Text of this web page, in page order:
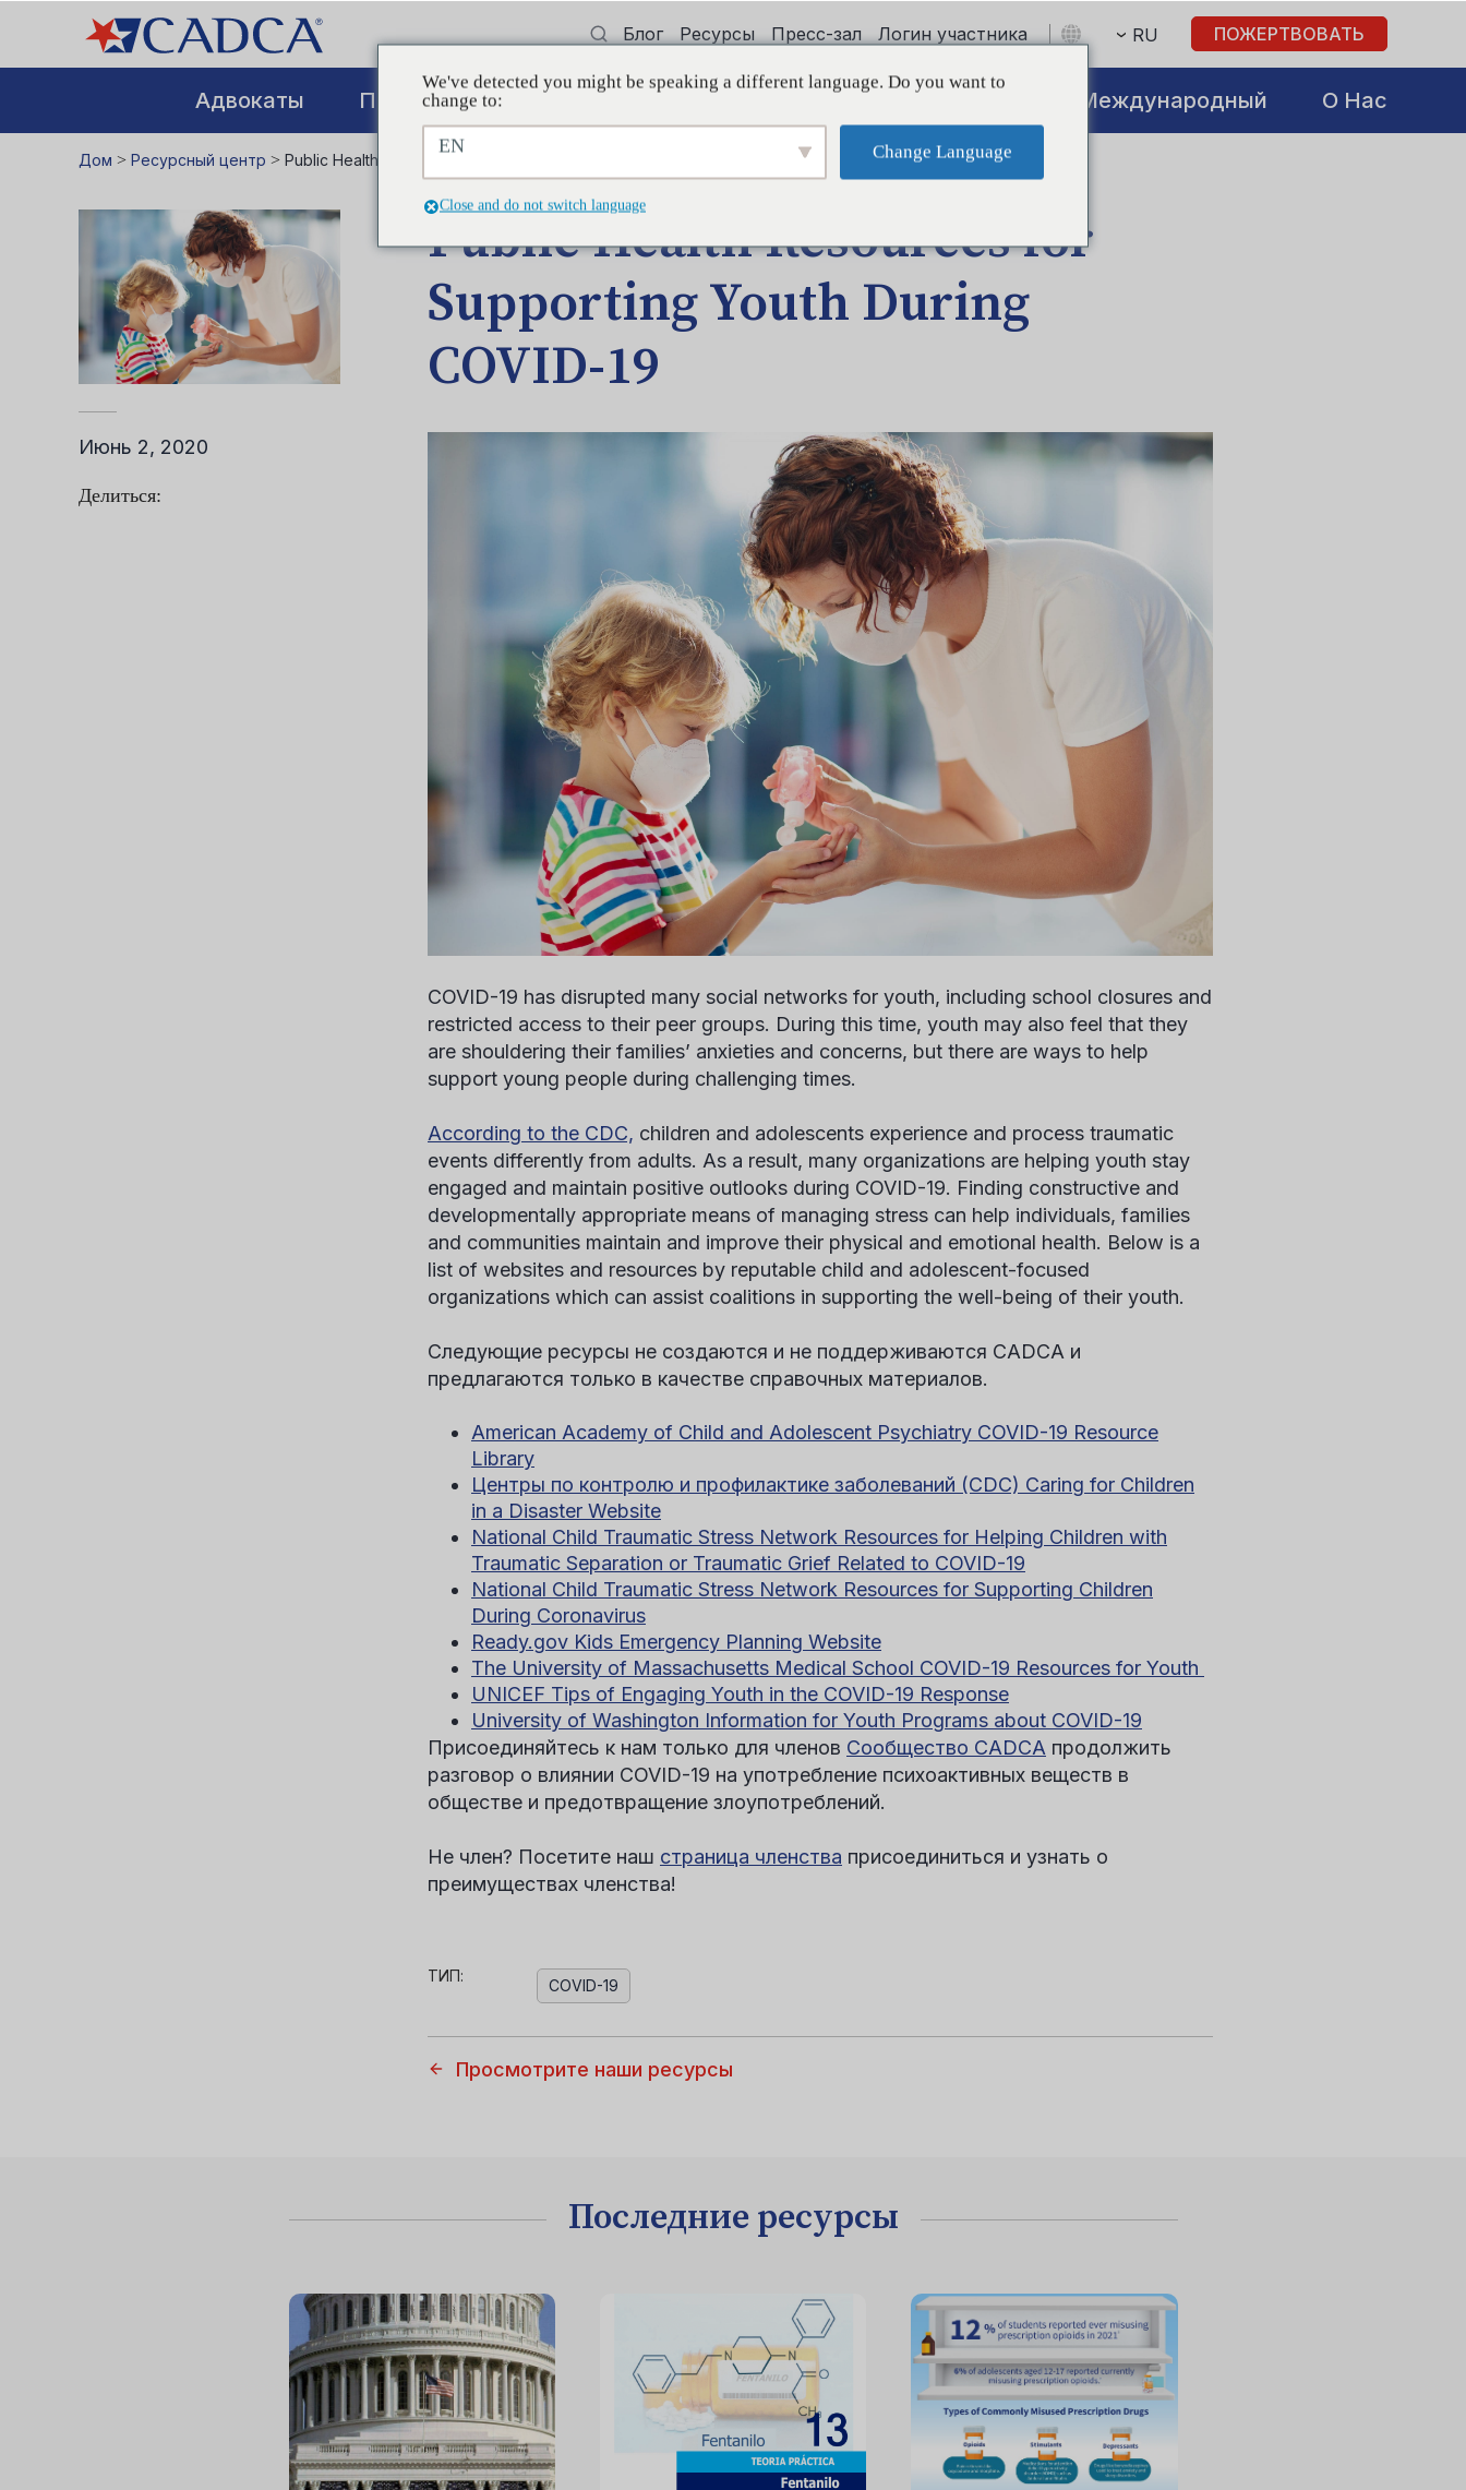
Блог Ресурсы Пресс-зал Логин участника RU ПОЖЕРТВОВАТЬ
Адвокаты Повышение квалификации Поддерживать Международный О Нас
Дом > Ресурсный центр > Public Health Resources for Supporting Youth During COVID-19
Июнь 2, 2020
Делиться:
Public Health Resources for
Supporting Youth During
COVID-19
COVID-19 has disrupted many social networks for youth, including school closures and
restricted access to their peer groups. During this time, youth may also feel that they
are shouldering their families’ anxieties and concerns, but there are ways to help
support young people during challenging times.
According to the CDC, children and adolescents experience and process traumatic
events differently from adults. As a result, many organizations are helping youth stay
engaged and maintain positive outlooks during COVID-19. Finding constructive and
developmentally appropriate means of managing stress can help individuals, families
and communities maintain and improve their physical and emotional health. Below is a
list of websites and resources by reputable child and adolescent-focused
organizations which can assist coalitions in supporting the well-being of their youth.
Следующие ресурсы не создаются и не поддерживаются CADCA и
предлагаются только в качестве справочных материалов.
American Academy of Child and Adolescent Psychiatry COVID-19 Resource
Library
Центры по контролю и профилактике заболеваний (CDC) Caring for Children
in a Disaster Website
National Child Traumatic Stress Network Resources for Helping Children with
Traumatic Separation or Traumatic Grief Related to COVID-19
National Child Traumatic Stress Network Resources for Supporting Children
During Coronavirus
Ready.gov Kids Emergency Planning Website
The University of Massachusetts Medical School COVID-19 Resources for Youth
UNICEF Tips of Engaging Youth in the COVID-19 Response
University of Washington Information for Youth Programs about COVID-19
Присоединяйтесь к нам только для членов Сообщество CADCA продолжить
разговор о влиянии COVID-19 на употребление психоактивных веществ в
обществе и предотвращение злоупотреблений.
Не член? Посетите наш страница членства присоединиться и узнать о
преимуществах членства!
ТИП:
COVID-19
Просмотрите наши ресурсы
Последние ресурсы
We've detected you might be speaking a different language. Do you want to
change to:
EN Change Language
Close and do not switch language